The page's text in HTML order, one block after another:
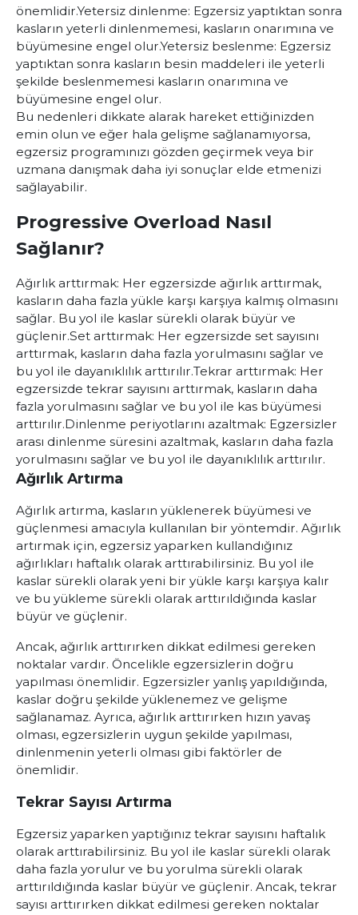
önemlidir.Yetersiz dinlenme: Egzersiz yaptıktan sonra
kasların yeterli dinlenmemesi, kasların onarımına ve
büyümesine engel olur.Yetersiz beslenme: Egzersiz
yaptıktan sonra kasların besin maddeleri ile yeterli
şekilde beslenmemesi kasların onarımına ve
büyümesine engel olur.
Bu nedenleri dikkate alarak hareket ettiğinizden
emin olun ve eğer hala gelişme sağlanamıyorsa,
egzersiz programınızı gözden geçirmek veya bir
uzmana danışmak daha iyi sonuçlar elde etmenizi
sağlayabilir.
Progressive Overload Nasıl
Sağlanır?
Ağırlık arttırmak: Her egzersizde ağırlık arttırmak,
kasların daha fazla yükle karşı karşıya kalmış olmasını
sağlar. Bu yol ile kaslar sürekli olarak büyür ve
güçlenir.Set arttırmak: Her egzersizde set sayısını
arttırmak, kasların daha fazla yorulmasını sağlar ve
bu yol ile dayanıklılık arttırılır.Tekrar arttırmak: Her
egzersizde tekrar sayısını arttırmak, kasların daha
fazla yorulmasını sağlar ve bu yol ile kas büyümesi
arttırılır.Dinlenme periyotlarını azaltmak: Egzersizler
arası dinlenme süresini azaltmak, kasların daha fazla
yorulmasını sağlar ve bu yol ile dayanıklılık arttırılır.
Ağırlık Artırma
Ağırlık artırma, kasların yüklenerek büyümesi ve
güçlenmesi amacıyla kullanılan bir yöntemdir. Ağırlık
artırmak için, egzersiz yaparken kullandığınız
ağırlıkları haftalık olarak arttırabilirsiniz. Bu yol ile
kaslar sürekli olarak yeni bir yükle karşı karşıya kalır
ve bu yükleme sürekli olarak arttırıldığında kaslar
büyür ve güçlenir.
Ancak, ağırlık arttırırken dikkat edilmesi gereken
noktalar vardır. Öncelikle egzersizlerin doğru
yapılması önemlidir. Egzersizler yanlış yapıldığında,
kaslar doğru şekilde yüklenemez ve gelişme
sağlanamaz. Ayrıca, ağırlık arttırırken hızın yavaş
olması, egzersizlerin uygun şekilde yapılması,
dinlenmenin yeterli olması gibi faktörler de
önemlidir.
Tekrar Sayısı Artırma
Egzersiz yaparken yaptığınız tekrar sayısını haftalık
olarak arttırabilirsiniz. Bu yol ile kaslar sürekli olarak
daha fazla yorulur ve bu yorulma sürekli olarak
arttırıldığında kaslar büyür ve güçlenir. Ancak, tekrar
sayısı arttırırken dikkat edilmesi gereken noktalar